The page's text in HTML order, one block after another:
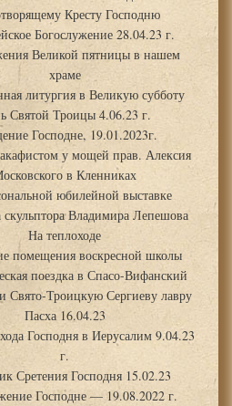
Кресту Господню
Богослужение 28.04.23 г.
Великой пятницы в нашем
храме
литургия в Великую субботу
Святой Троицы 4.06.23 г.
Господне, 19.01.2023г.
у мощей прав. Алексия
в Кленниках
юбилейной выставке
скульптора Владимира Лепешова
На теплоходе
помещения воскресной школы
поездка в Спасо-Вифанский
Свято-Троицкую Сергиеву лавру
Пасха 16.04.23
Господня в Иерусалим 9.04.23
г.
Сретения Господня 15.02.23
Господне — 19.08.2022 г.